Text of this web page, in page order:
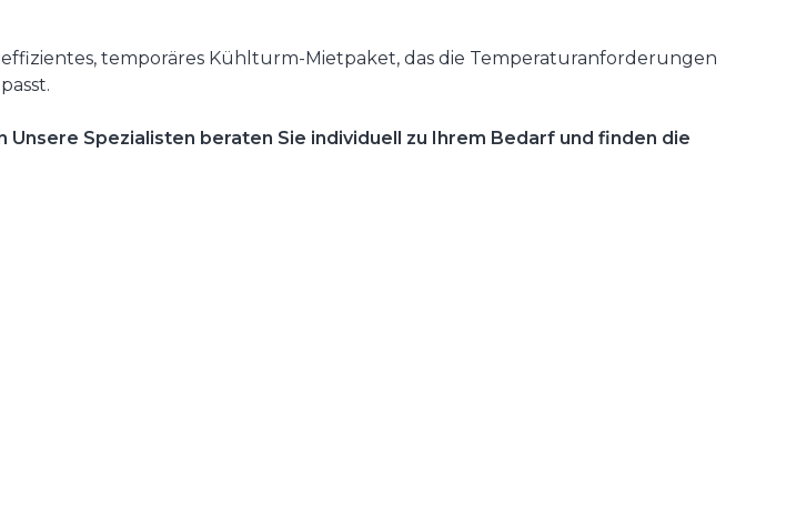
temporäres Kühlturm-Mietpaket, das die Temperaturanforderungen
Spezialisten beraten Sie individuell zu Ihrem Bedarf und finden die